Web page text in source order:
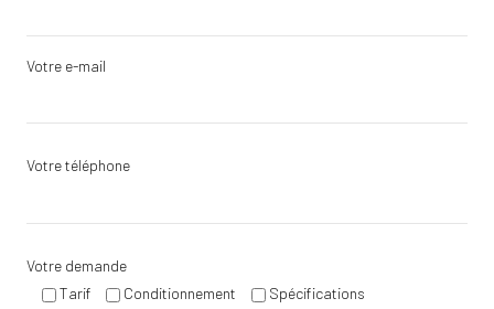
Votre e-mail
Votre téléphone
Votre demande
Tarif
Conditionnement
Spécifications